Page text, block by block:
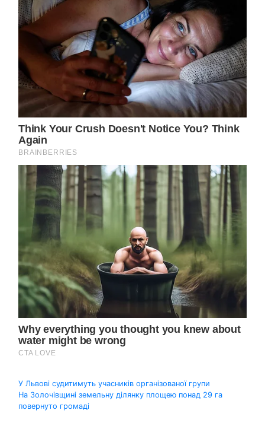
Навігація
записів
У Львові судитимуть учасників організованої групи
На Золочівщині земельну ділянку площею понад 29 га
повернуто громаді